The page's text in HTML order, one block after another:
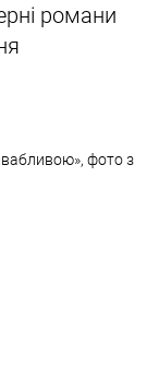
романи
фото з